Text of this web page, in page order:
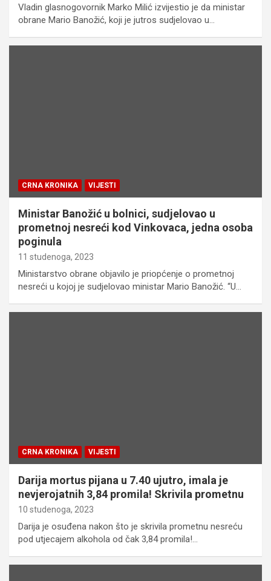
Vladin glasnogovornik Marko Milić izvijestio je da ministar
obrane Mario Banožić, koji je jutros sudjelovao u…
CRNA KRONIKA VIJESTI
Ministar Banožić u bolnici, sudjelovao u
prometnoj nesreći kod Vinkovaca, jedna osoba
poginula
11 studenoga, 2023
Ministarstvo obrane objavilo je priopćenje o prometnoj
nesreći u kojoj je sudjelovao ministar Mario Banožić. “U…
CRNA KRONIKA VIJESTI
Darija mortus pijana u 7.40 ujutro, imala je
nevjerojatnih 3,84 promila! Skrivila prometnu
10 studenoga, 2023
Darija je osuđena nakon što je skrivila prometnu nesreću
pod utjecajem alkohola od čak 3,84 promila!…